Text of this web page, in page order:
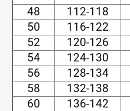
48
112-118
50
116-122
52
120-126
54
124-130
56
128-134
58
132-138
60
136-142